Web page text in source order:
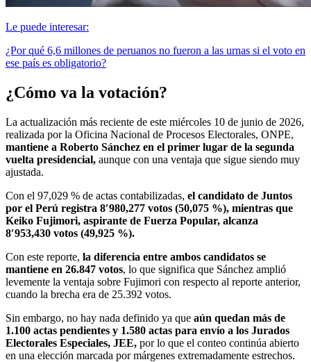
Le puede interesar:
¿Por qué 6,6 millones de peruanos no fueron a las urnas si el voto en
ese país es obligatorio?
¿Cómo va la votación?
La actualización más reciente de este miércoles 10 de junio de 2026,
realizada por la Oficina Nacional de Procesos Electorales, ONPE,
mantiene a Roberto Sánchez en el primer lugar de la segunda
vuelta presidencial, aunque con una ventaja que sigue siendo muy
ajustada.
Con el 97,029 % de actas contabilizadas, el candidato de Juntos
por el Perú registra 8′980,277 votos (50,075 %), mientras que
Keiko Fujimori, aspirante de Fuerza Popular, alcanza
8′953,430 votos (49,925 %).
Con este reporte, la diferencia entre ambos candidatos se
mantiene en 26.847 votos, lo que significa que Sánchez amplió
levemente la ventaja sobre Fujimori con respecto al reporte anterior,
cuando la brecha era de 25.392 votos.
Sin embargo, no hay nada definido ya que aún quedan más de
1.100 actas pendientes y 1.580 actas para envío a los Jurados
Electorales Especiales, JEE, por lo que el conteo continúa abierto
en una elección marcada por márgenes extremadamente estrechos.